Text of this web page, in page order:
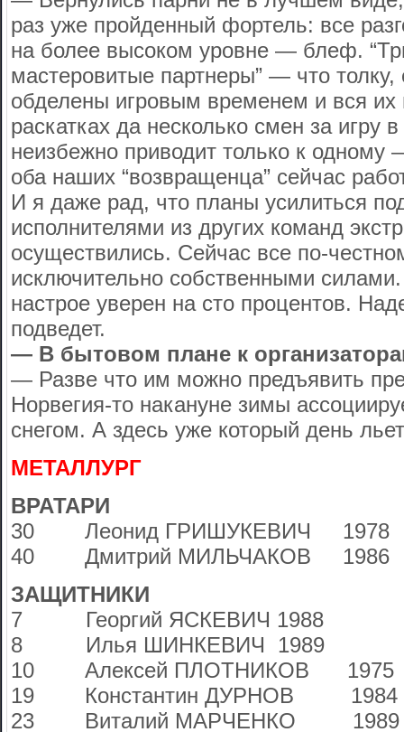
раз уже пройденный фортель: все
на более высоком уровне — блеф.
мастеровитые партнеры” — что толку,
обделены игровым временем и вся их
раскатках да несколько смен за игру
неизбежно приводит только к одному
оба наших “возвращенца” сейчас
И я даже рад, что планы усилиться
исполнителями из других команд
осуществились. Сейчас все по-
исключительно собственными
настрое уверен на сто процентов.
подведет.
— В бытовом плане к
— Разве что им можно предъявить
Норвегия-то накануне зимы
снегом. А здесь уже который день
МЕТАЛЛУРГ
ВРАТАРИ
30 Леонид ГРИШУКЕВИЧ 1978
40 Дмитрий МИЛЬЧАКОВ 1986
ЗАЩИТНИКИ
7 Георгий ЯСКЕВИЧ 1988
8 Илья ШИНКЕВИЧ 1989
10 Алексей ПЛОТНИКОВ 1975
19 Константин ДУРНОВ 1984
23 Виталий МАРЧЕНКО 1989